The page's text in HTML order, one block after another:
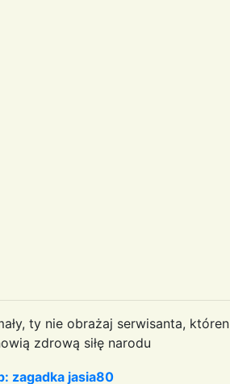
ty nie obrażaj serwisanta,
zdrową siłę narodu
zagadka jasia80